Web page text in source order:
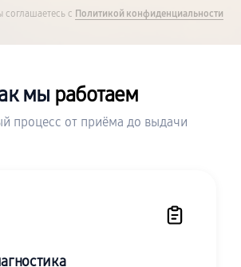
с Политикой конфиденциальности
мы работаем
процесс от приёма до выдачи